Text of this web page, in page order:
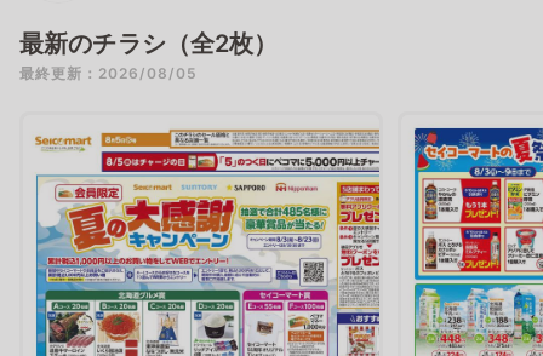
最新のチラシ（全2枚）
最終更新：2026/08/05